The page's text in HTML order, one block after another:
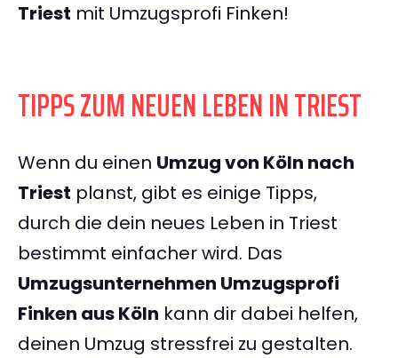
Triest mit Umzugsprofi Finken!
TIPPS ZUM NEUEN LEBEN IN TRIEST
Wenn du einen Umzug von Köln nach
Triest planst, gibt es einige Tipps,
durch die dein neues Leben in Triest
bestimmt einfacher wird. Das
Umzugsunternehmen Umzugsprofi
Finken aus Köln kann dir dabei helfen,
deinen Umzug stressfrei zu gestalten.